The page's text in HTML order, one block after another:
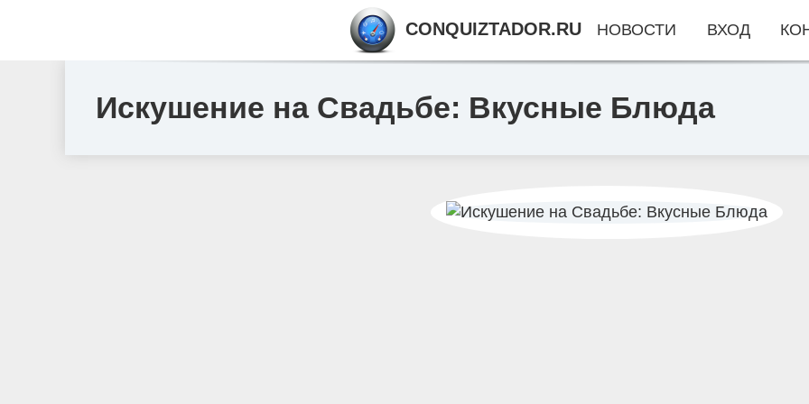
Искушение на Свадьбе: Вкусные Блюда
CONQUIZTADOR.RU НОВОСТИ ВХОД